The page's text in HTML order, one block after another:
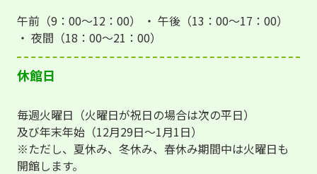
午前（9：00〜12：00） ・ 午後（13：00〜17：00）
・ 夜間（18：00〜21：00）
休館日
毎週火曜日（火曜日が祝日の場合は次の平日）
及び年末年始（12月29日〜1月1日）
※ただし、夏休み、冬休み、春休み期間中は火曜日も
開館します。